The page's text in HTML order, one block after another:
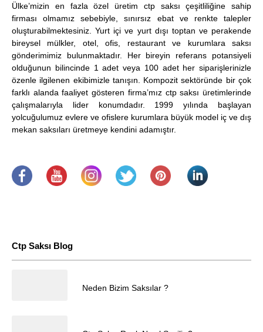
Ülke’mizin en fazla özel üretim ctp saksı çeşitliliğine sahip
firması olmamız sebebiyle, sınırsız ebat ve renkte talepler
oluşturabilmektesiniz. Yurt içi ve yurt dışı toptan ve perakende
bireysel mülkler, otel, ofis, restaurant ve kurumlara saksı
gönderimimiz bulunmaktadır. Her bireyin referans potansiyeli
olduğunun bilincinde 1 adet veya 100 adet her siparişlerinizle
özenle ilgilenen ekibimizle tanışın. Kompozit sektöründe bir çok
farklı alanda faaliyet gösteren firma’mız ctp saksı üretimlerinde
çalışmalarıyla lider konumdadır. 1999 yılında başlayan
yolcuğulumuz evlere ve ofislere kurumlara büyük model iç ve dış
mekan saksıları üretmeye kendini adamıştır.
Ctp Saksı Blog
Neden Bizim Saksılar ?
Müşteri Temsilcisi